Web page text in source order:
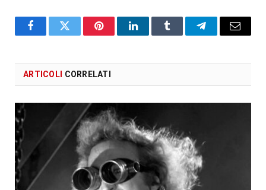
Facebook
X PinterestLinkedInTumblr TelegramEmail
ARTICOLI CORRELATI